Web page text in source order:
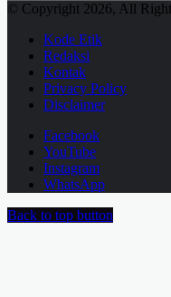
© Copyright 2026, All
Kode Etik
Redaksi
Kontak
Privacy Policy
Disclaimer
Facebook
YouTube
Instagram
WhatsApp
Back to top button